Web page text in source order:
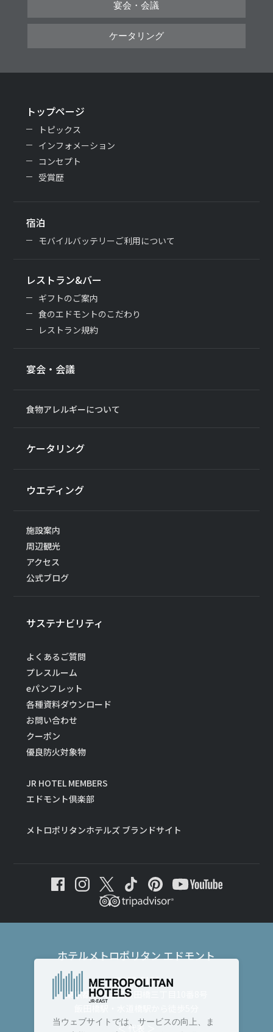
宴会・会議
ケータリング
トップページ
トピックス
インフォメーション
コンセプト
受賞歴
宿泊
モバイルバッテリーご利用について
レストラン&バー
ギフトのご案内
食のエドモントのこだわり
レストラン規約
宴会・会議
食物アレルギーについて
ケータリング
ウエディング
施設案内
周辺観光
アクセス
公式ブログ
サステナビリティ
よくあるご質問
プレスルーム
eパンフレット
各種資料ダウンロード
お問い合わせ
クーポン
優良防火対象物
JR HOTEL MEMBERS
エドモント倶楽部
メトロポリタンホテルズ ブランドサイト
ホテルメトロポリタン エドモント
〒102-8130
東京都千代田区飯田橋三丁目10番8号
＜ 代表 ＞
当ウェブサイトでは、サービスの向上、ま